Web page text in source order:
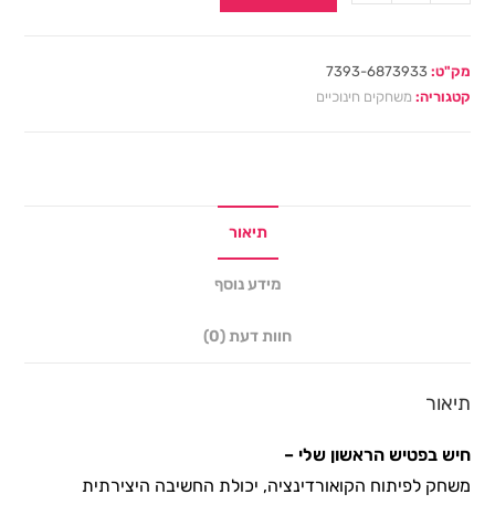
מק"ט:7393-6873933
קטגוריה: משחקים חינוכיים
תיאור
מידע נוסף
חוות דעת (0)
תיאור
חיש בפטיש הראשון שלי –
משחק לפיתוח הקואורדינציה, יכולת החשיבה היצירתית